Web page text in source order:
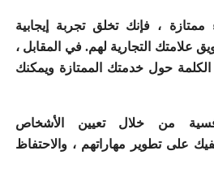
ممتازة ، فإنك تخلق تجربة إيجابية
علامتك التجارية لهم.في المقابل ،
الكلمة حول خدمتك الممتازة ويمكنك
من خلالتعيين الأشخاص
على تطوير مهاراتهم ، والاحتفاظ